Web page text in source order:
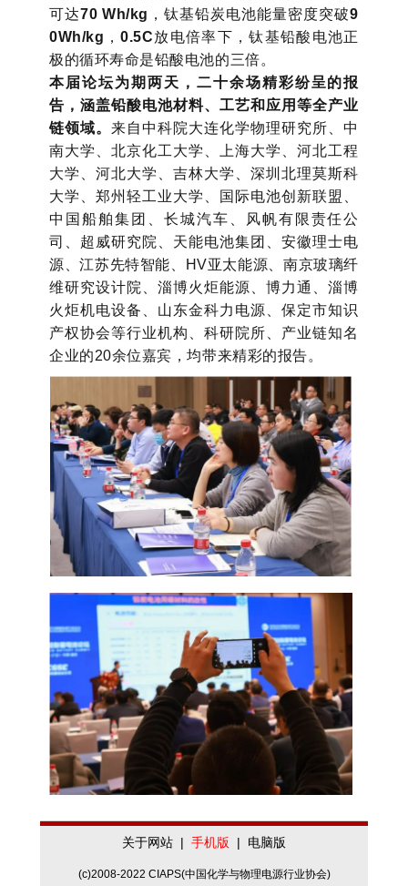
可达70 Wh/kg ，钛基铅炭电池能量密度突破9
0Wh/kg ，0.5C放电倍率下，钛基铅酸电池正
极的循环寿命是铅酸电池的三倍。
本届论坛为期两天，二十余场精彩纷呈的报
告，涵盖铅酸电池材料、工艺和应用等全产业
链领域。来自中科院大连化学物理研究所、中
南大学、北京化工大学、上海大学、河北工程
大学、河北大学、吉林大学、深圳北理莫斯科
大学、郑州轻工业大学、国际电池创新联盟、
中国船舶集团、长城汽车、风帆有限责任公
司、超威研究院、天能电池集团、安徽理士电
源、江苏先特智能、HV亚太能源、南京玻璃纤
维研究设计院、淄博火炬能源、博力通、淄博
火炬机电设备、山东金科力电源、保定市知识
产权协会等行业机构、科研院所、产业链知名
企业的20余位嘉宾，均带来精彩的报告。
关于网站 | 手机版 | 电脑版
(c)2008-2022 CIAPS(中国化学与物理电源行业协会)